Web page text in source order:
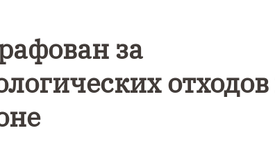
за
отходов
ФОТО